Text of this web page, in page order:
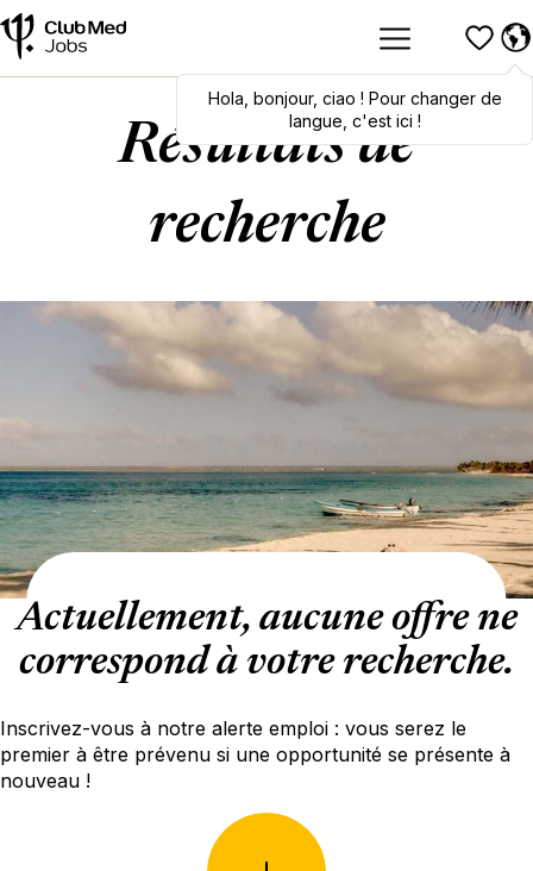
Hola,bonjour,ciao! To switch
languages, click here!
Hola bonjour, ciao ! Pour changer de
langue, c'est ici !
Résultats de
recherche
Actuellement, aucune offre ne
correspond à votre recherche.
Inscrivez-vous à notre alerte emploi : vous serez le
premier à être prévenu si une opportunité se présente à
nouveau !